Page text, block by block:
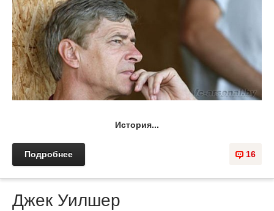
История...
16
Подробнее
Джек Уилшер